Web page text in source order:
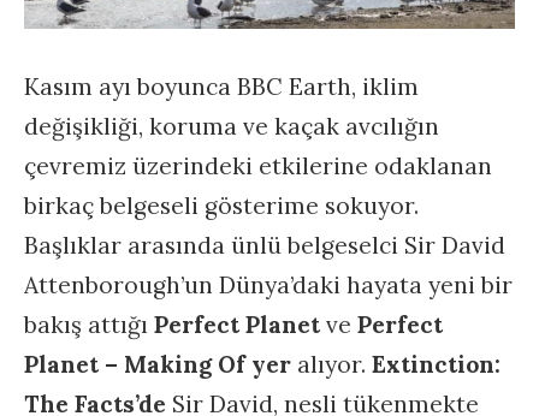
Kasım ayı boyunca BBC Earth, iklim
değişikliği, koruma ve kaçak avcılığın
çevremiz üzerindeki etkilerine odaklanan
birkaç belgeseli gösterime sokuyor.
Başlıklar arasında ünlü belgeselci Sir David
Attenborough’un Dünya’daki hayata yeni bir
bakış attığı Perfect Planet ve Perfect
Planet – Making Of yer alıyor. Extinction:
The Facts’de Sir David, nesli tükenmekte